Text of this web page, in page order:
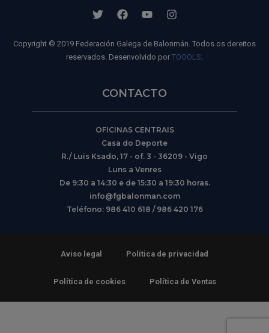
Copyright © 2019 Federación Galega de Balonmán. Todos os dereitos
reservados. Desenvolvido por TOOOLS
CONTACTO
OFICINAS CENTRAIS
Casa do Deporte
R./ Luis Ksado, 17 - of. 3 - 36209 - Vigo
Luns a Venres
De 9:30 a 14:30 e de 15:30 a 19:30 horas.
info@fgbalonman.com
Teléfono: 986 410 618 / 986 420 176
Aviso legal Política de privacidad
Política de cookies Política de Ventas